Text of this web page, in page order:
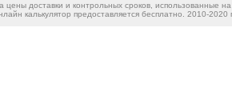
цены доставки и контрольных сроков, использованные
калькулятор предоставляется бесплатно. 2010-2020